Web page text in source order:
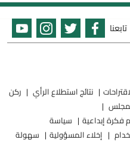
تابعنا
نتائج استطلاع الرأي
ركن
فكرة إبداعية
سياسة
إخلاء المسؤولية
سهولة